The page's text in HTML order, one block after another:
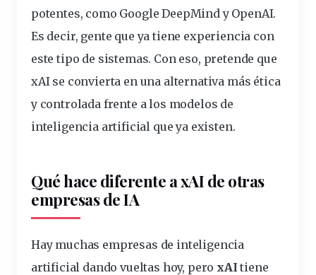
potentes, como Google DeepMind y OpenAI.
Es decir, gente que ya tiene experiencia con
este tipo de sistemas. Con eso, pretende que
xAI se convierta en una alternativa más ética
y controlada frente a los modelos de
inteligencia artificial que ya existen.
Qué hace diferente a xAI de otras
empresas de IA
Hay muchas empresas de inteligencia
artificial dando vueltas hoy, pero xAI tiene